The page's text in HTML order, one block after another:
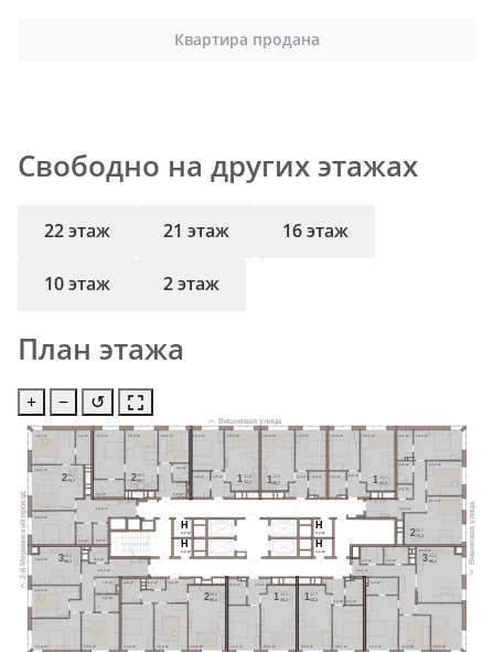
Квартира продана
Свободно на других этажах
22 этаж 21 этаж 16 этаж
10 этаж 2 этаж
План этажа
+ − ↺
3,4 м²
H
3,2 м²
H
3,2 м²
H
3,4 м²
H
14,2 м²
4,5 м²
4,6 м²
22,1 м²
114,1
45,3
13,7 м²
4,3 м² 4,5 м²
20,8 м²
113,7
43,2
17,5 м² 10,8 м² 16,0 м²
14,1 м²
4,2 м²
5,3 м²
4,0 м²
24,8 м²
344,2
96,4
12,2 м²
14,5 м²
14,3 м²
2,2 м²
3,6 м²
4,6 м²
23,9 м²
226,7
75,3
12,5 м²
4,4 м²
4,3 м²
20,1 м²
1 12,5
41,3
12,5 м²
4,4 м² 4,3 м²
19,5 м²
1 12,5
40,7
12,9 м²
4,5 м²
4,8 м²
20,1 м²
1 12,9
42,3
10,1 м²
6,8 м²
14,9 м²
5,5 м²
3,1 м²
19,3 м²
225,2
59,7
14,4 м²
14,7 м²
12,8 м²
5,2 м²
3,2 м²
3,4 м²
22,2 м²
229,1
75,7
15,9 м² 13,9 м²
16,5 м²
13,2 м²
4,2 м²
3,6 м²
3,0 м²
18,0 м² 343,0
88,2
14,8 м² 15,2 м²
8,6 м²
4,6 м² 2,0 м²
24,0 м²
230,0
69,1
2-й Мервинский проезд Вишневая улица
Вишневая улица